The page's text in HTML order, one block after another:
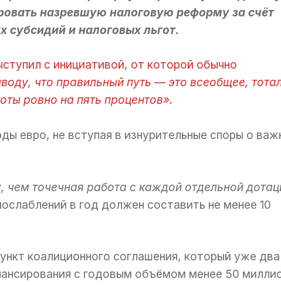
назревшую налоговую реформу за счёт
и налоговых льгот.
с инициативой, от которой обычно
что правильный путь — это всеобщее,
ровно на пять процентов».
евро, не вступая в изнурительные споры о
точечная работа с каждой отдельной
в год должен составить не менее 10
коалиционного соглашения, который уже
с годовым объёмом менее 50